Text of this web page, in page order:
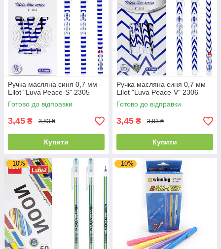
Ручка масляна синя 0,7 мм
Ellot "Luva Peace-S" 2305
Готово до відправки
3,45 ₴ 3,83 ₴
Купити
Ручка масляна синя 0,7 мм
Ellot "Luva Peace-V" 2306
Готово до відправки
3,45 ₴ 3,83 ₴
Купити
–10% –10%